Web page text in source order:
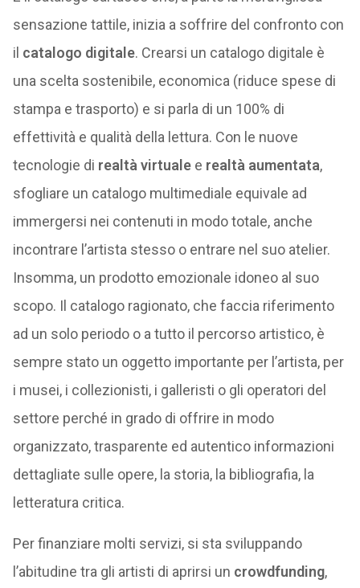
sensazione tattile, inizia a soffrire del confronto con
il catalogo digitale. Crearsi un catalogo digitale è
una scelta sostenibile, economica (riduce spese di
stampa e trasporto) e si parla di un 100% di
effettività e qualità della lettura. Con le nuove
tecnologie di realtà virtuale e realtà aumentata,
sfogliare un catalogo multimediale equivale ad
immergersi nei contenuti in modo totale, anche
incontrare l’artista stesso o entrare nel suo atelier.
Insomma, un prodotto emozionale idoneo al suo
scopo. Il catalogo ragionato, che faccia riferimento
ad un solo periodo o a tutto il percorso artistico, è
sempre stato un oggetto importante per l’artista, per
i musei, i collezionisti, i galleristi o gli operatori del
settore perché in grado di offrire in modo
organizzato, trasparente ed autentico informazioni
dettagliate sulle opere, la storia, la bibliografia, la
letteratura critica.
Per finanziare molti servizi, si sta sviluppando
l’abitudine tra gli artisti di aprirsi un crowdfunding,